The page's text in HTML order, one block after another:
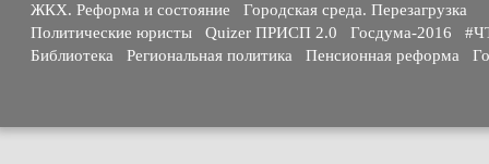
ЖКХ. Реформа и состояние
Городская среда. Перезагрузка
Политические юристы
Quizer ПРИСП 2.0 Госдума-2016
Библиотека
Региональная политика Пенсионная реформа